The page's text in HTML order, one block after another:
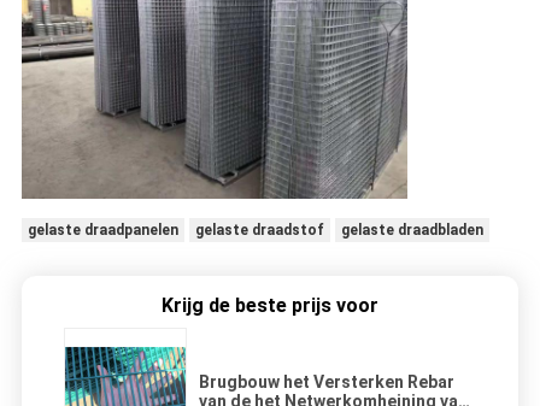
gelaste draadpanelen gelaste draadstof gelaste draadbladen
Krijg de beste prijs voor
Brugbouw het Versterken Rebar
van de het Netwerkomheining van